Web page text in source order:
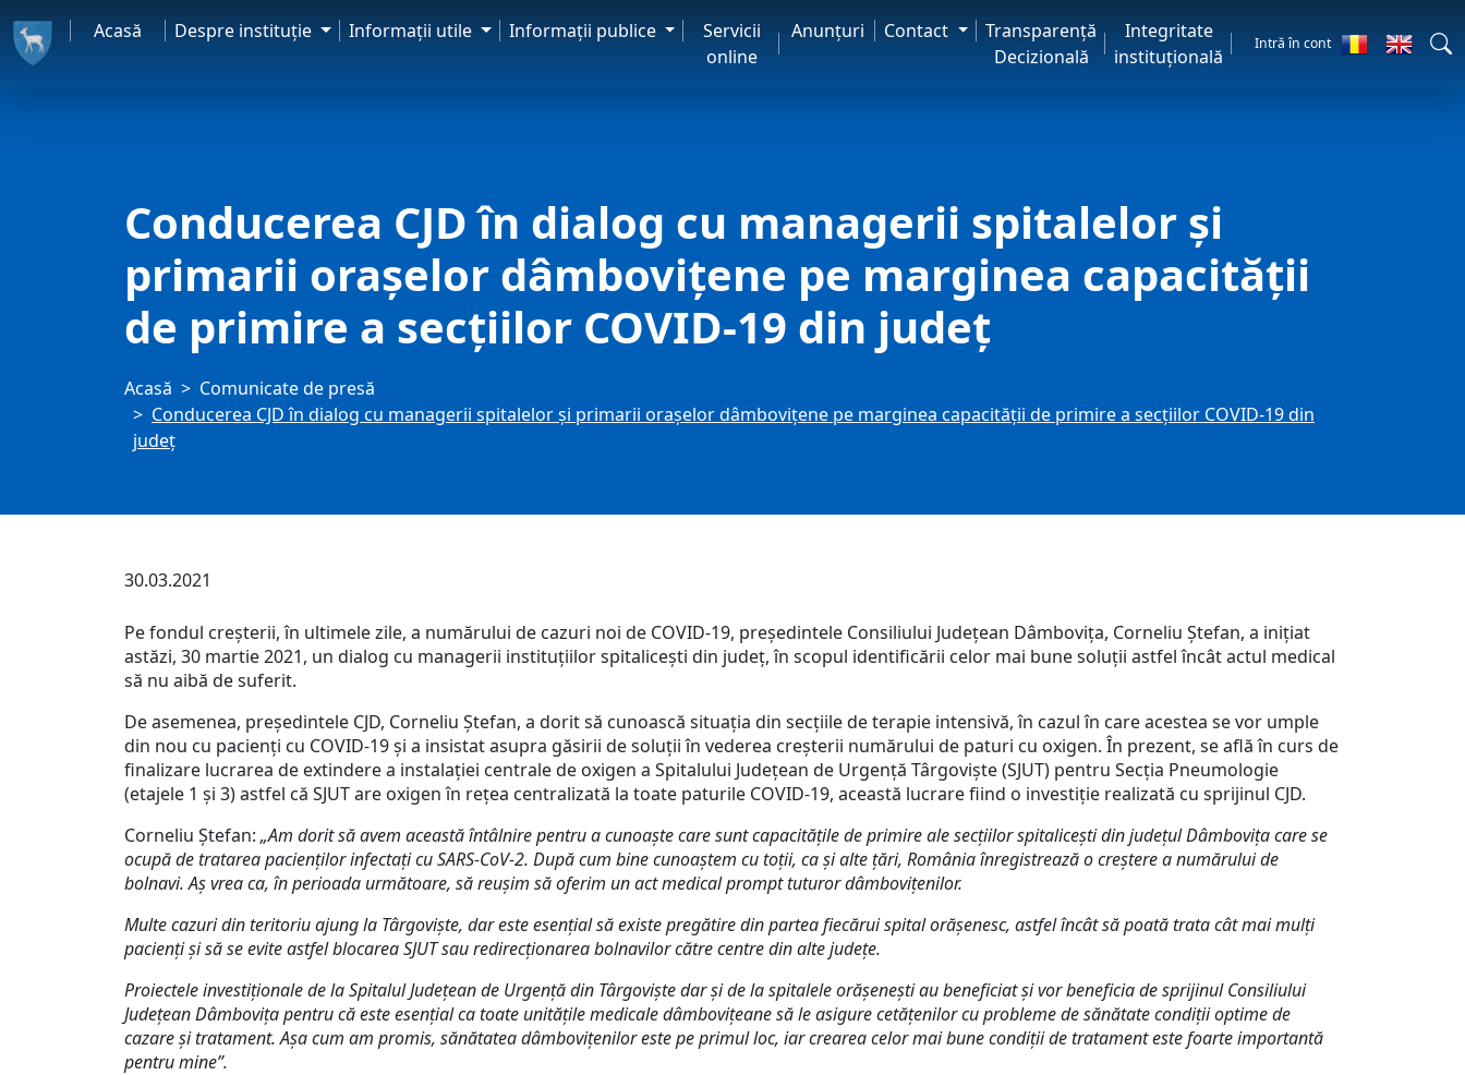
Acasă Despre instituţie Informaţii utile Informaţii publice
Servicii
online
Anunţuri Contact
Transparență
Decizională
Integritate
instituțională
Intră în cont
Conducerea CJD în dialog cu managerii spitalelor și
primarii orașelor dâmbovițene pe marginea capacității
de primire a secțiilor COVID-19 din județ
Acasă
Comunicate de presă
Conducerea CJD în dialog cu managerii spitalelor și primarii orașelor dâmbovițene pe marginea capacității de primire a secțiilor COVID-19 din
județ
30.03.2021
Pe fondul creșterii, în ultimele zile, a numărului de cazuri noi de COVID-19, președintele Consiliului Județean Dâmbovița, Corneliu Ștefan, a inițiat
astăzi, 30 martie 2021, un dialog cu managerii instituțiilor spitalicești din județ, în scopul identificării celor mai bune soluții astfel încât actul medical
să nu aibă de suferit.
De asemenea, președintele CJD, Corneliu Ștefan, a dorit să cunoască situația din secțiile de terapie intensivă, în cazul în care acestea se vor umple
din nou cu pacienți cu COVID-19 și a insistat asupra găsirii de soluții în vederea creșterii numărului de paturi cu oxigen. În prezent, se află în curs de
finalizare lucrarea de extindere a instalației centrale de oxigen a Spitalului Județean de Urgență Târgoviște (SJUT) pentru Secția Pneumologie
(etajele 1 și 3) astfel că SJUT are oxigen în rețea centralizată la toate paturile COVID-19, această lucrare fiind o investiție realizată cu sprijinul CJD.
Corneliu Ștefan: „Am dorit să avem această întâlnire pentru a cunoaște care sunt capacitățile de primire ale secțiilor spitalicești din județul Dâmbovița care se
ocupă de tratarea pacienților infectați cu SARS-CoV-2. După cum bine cunoaștem cu toții, ca și alte țări, România înregistrează o creștere a numărului de
bolnavi. Aș vrea ca, în perioada următoare, să reușim să oferim un act medical prompt tuturor dâmbovițenilor.
Multe cazuri din teritoriu ajung la Târgoviște, dar este esențial să existe pregătire din partea fiecărui spital orășenesc, astfel încât să poată trata cât mai mulți
pacienți și să se evite astfel blocarea SJUT sau redirecționarea bolnavilor către centre din alte județe.
Proiectele investiționale de la Spitalul Judeţean de Urgenţă din Târgovişte dar și de la spitalele orășenești au beneficiat și vor beneficia de sprijinul Consiliului
Județean Dâmbovița pentru că este esențial ca toate unitățile medicale dâmbovițeane să le asigure cetăţenilor cu probleme de sănătate condiţii optime de
cazare şi tratament. Așa cum am promis, sănătatea dâmboviţenilor este pe primul loc, iar crearea celor mai bune condiții de tratament este foarte importantă
pentru mine”.